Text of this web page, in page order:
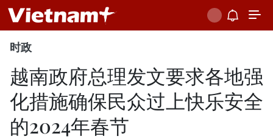
时政
越南政府总理发文要求各地强
化措施确保民众过上快乐安全
的2024年春节